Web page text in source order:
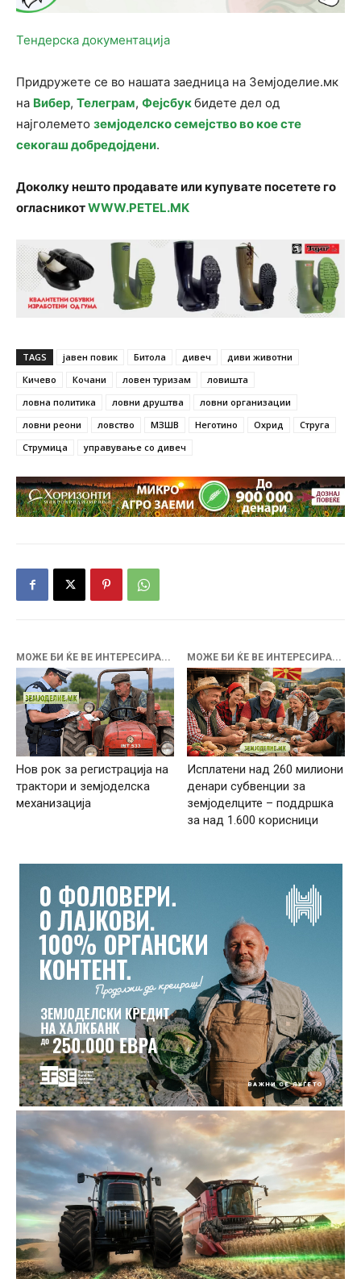
Тендерска документација
Придружете се во нашата заедница на Земјоделие.мк
на Вибер, Телеграм, Фејсбукбидете дел од
најголемето земјоделско семејство во кое сте
секогаш добредојдени.
Доколку нешто продавате или купувате посетете го
огласникотWWW.PETEL.MK
TAGS јавен повик Битола дивеч
диви животни
Кичево
Кочани ловен туризам
ловишта
ловна политика
ловни друштва
ловни организации
ловни реони
ловство МЗШВ Неготино Охрид
Струга
Струмица
управување со дивеч
МОЖЕ БИ ЌЕ ВЕ ИНТЕРЕСИРА...
Нов рок за регистрација на
трактори и земјоделска
механизација
МОЖЕ БИ ЌЕ ВЕ ИНТЕРЕСИРА...
Исплатени над 260 милиони
денари субвенции за
земјоделците – поддршка
за над 1.600 корисници